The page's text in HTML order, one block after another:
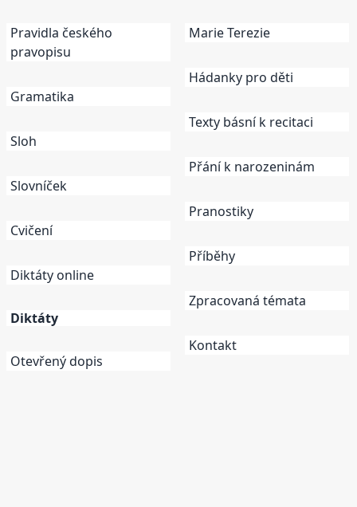
Pravidla českého
pravopisu
Gramatika
Sloh
Slovníček
Cvičení
Diktáty online
Diktáty
Otevřený dopis
Marie Terezie
Hádanky pro děti
Texty básní k recitaci
Přání k narozeninám
Pranostiky
Příběhy
Zpracovaná témata
Kontakt